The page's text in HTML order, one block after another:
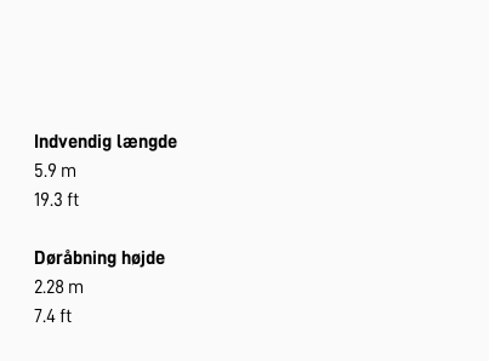
Indvendig længde
5.9 m
19.3 ft
Døråbning højde
2.28 m
7.4 ft